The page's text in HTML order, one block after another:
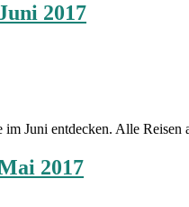
2017
Juni entdecken. Alle
2017